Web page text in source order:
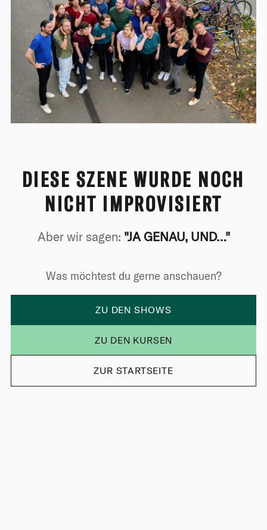
DIESE SZENE WURDE NOCH
NICHT IMPROVISIERT
Aber wir sagen: "JA GENAU, UND…"
Was möchtest du gerne anschauen?
ZU DEN SHOWS
ZU DEN KURSEN
ZUR STARTSEITE